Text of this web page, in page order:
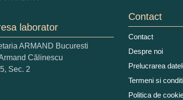
Ce nota acordati acestui produs?
1 2 3
Nu tocmai bun
laborator
ARMAND Bucuresti
Călinescu
Sec. 2
Contact
Contact
Despre noi
Prelucrarea
Termeni si
Politica de